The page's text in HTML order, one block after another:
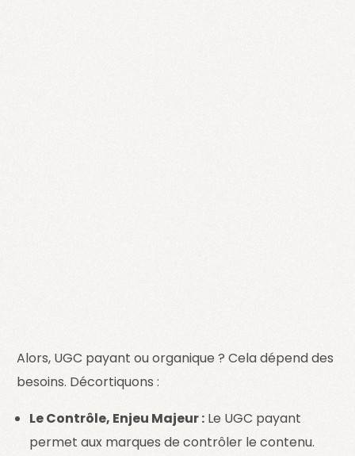
Alors, UGC payant ou organique ? Cela dépend des
besoins. Décortiquons :
Le Contrôle, Enjeu Majeur : Le UGC payant
permet aux marques de contrôler le contenu.